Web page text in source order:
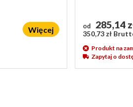
Więcej od 285,14
350,73 zł
Produkt na
Zapytaj o